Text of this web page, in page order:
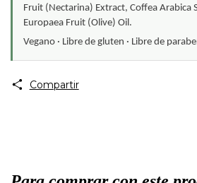
Fruit (Nectarina) Extract, Coffea Arabica
Europaea Fruit (Olive) Oil.
Vegano · Libre de gluten · Libre de
Compartir